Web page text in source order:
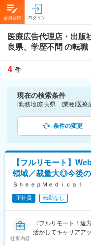
会員登録 ログイン
医療広告代理店・出版
良県、学歴不問 の転職
4 件
現在の検索条件
条件の変更
【フルリモート】
領域／裁量大◎今後
ＳｈｅｅｐＭｅｄｉｃａｌ
正社員 転勤なし
仕事内容
〈フルリモート！
活かしてキャリアア